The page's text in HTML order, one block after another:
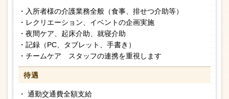
・入所者様の介護業務全般（食事、排せつ介助等）
・レクリエーション、イベントの企画実施
・夜間ケア、起床介助、就寝介助
・記録（PC、タブレット、手書き）
・チームケア スタッフの連携を重視します
待遇
・ 通勤交通費全額支給